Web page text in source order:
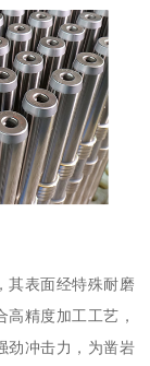
其表面经特殊耐磨
精度加工工艺，
劲冲击力，为凿岩